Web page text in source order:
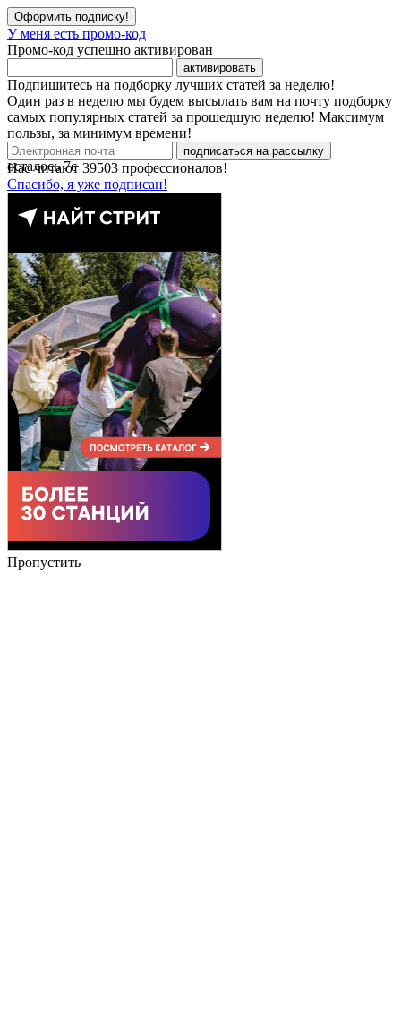
Оформить подписку!
У меня есть промо-код
Промо-код успешно активирован
активировать
Подпишитесь на подборку лучших статей за неделю!
Один раз в неделю мы будем высылать вам на почту подборку
самых популярных статей за прошедшую неделю! Максимум
пользы, за минимум времени!
подписаться на рассылку
Нас читают 39503 профессионалов!
Спасибо, я уже подписан!
осталось7с
Пропустить